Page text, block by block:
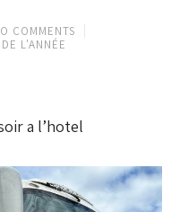
COMMENTS
L'ANNÉE
a l’hotel